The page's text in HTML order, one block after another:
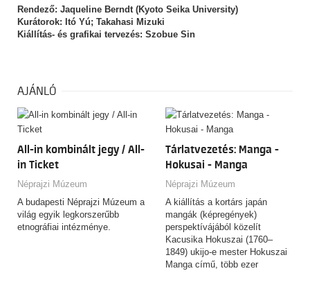
Rendező: Jaqueline Berndt (Kyoto Seika University)
Kurátorok: Itó Yú; Takahasi Mizuki
Kiállítás- és grafikai tervezés: Szobue Sin
AJÁNLÓ
All-in kombinált jegy / All-
in Ticket
Néprajzi Múzeum
A budapesti Néprajzi Múzeum a
világ egyik legkorszerűbb
etnográfiai intézménye.
Tárlatvezetés: Manga -
Hokusai - Manga
Néprajzi Múzeum
A kiállítás a kortárs japán
mangák (képregények)
perspektívájából közelít
Kacusika Hokuszai (1760–
1849) ukijo-e mester Hokuszai
Manga című, több ezer